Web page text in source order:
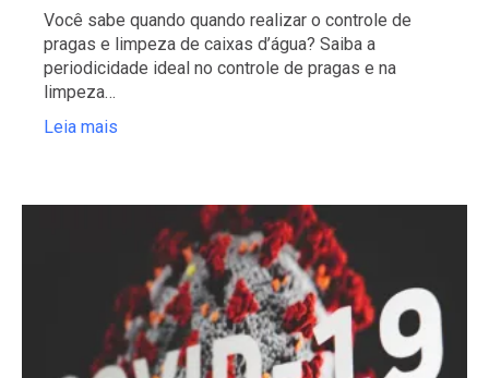
Você sabe quando quando realizar o controle de
pragas e limpeza de caixas d’água? Saiba a
periodicidade ideal no controle de pragas e na
limpeza…
Leia mais